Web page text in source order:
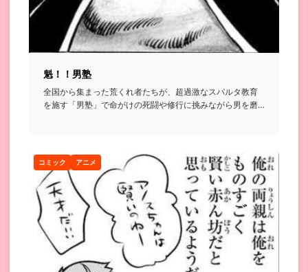
魁！！男塾
全国から集まった荒くれ者たちが、超過激なスパルタ教育
を施す「男塾」で命がけの死闘や修行に挑みながら男を磨
コミック アニメ